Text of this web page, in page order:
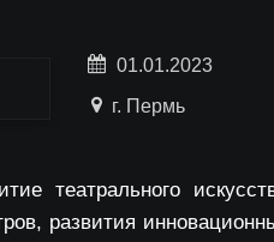
01.01.2023
г. Пермь
театрального
развития